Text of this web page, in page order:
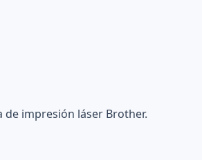
impresión láser Brother.